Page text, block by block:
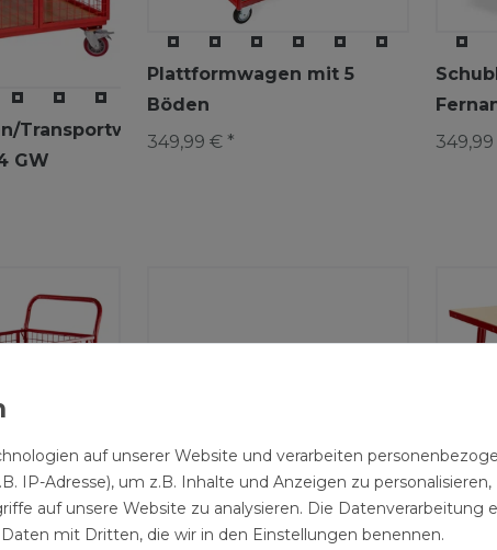
Transportwagen
GW
Plattformwagen mit 5
Böden
349,99 € *
auf unserer Website und verarbeiten
IP-Adresse), um z.B. Inhalte und Anzeigen zu personalisieren,
auf unsere Website zu analysieren. Die Datenverarbeitung
mit Dritten, die wir in den Einstellungen benennen.